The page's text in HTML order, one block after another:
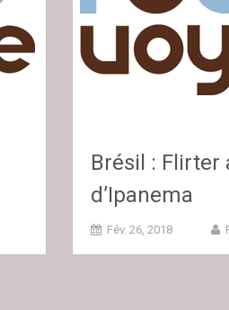
Brésil : Flirter
d’Ipanema
Fév. 26, 2018